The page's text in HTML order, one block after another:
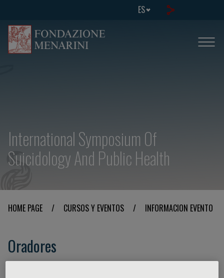
ES
International Symposium Of
Suicidology And Public Health
HOME PAGE / CURSOS Y EVENTOS / INFORMACION EVENTO
Oradores